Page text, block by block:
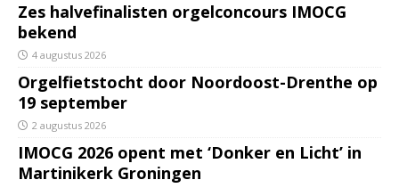
Zes halvefinalisten orgelconcours IMOCG
bekend
4 augustus 2026
Orgelfietstocht door Noordoost-Drenthe op
19 september
2 augustus 2026
IMOCG 2026 opent met ‘Donker en Licht’ in
Martinikerk Groningen